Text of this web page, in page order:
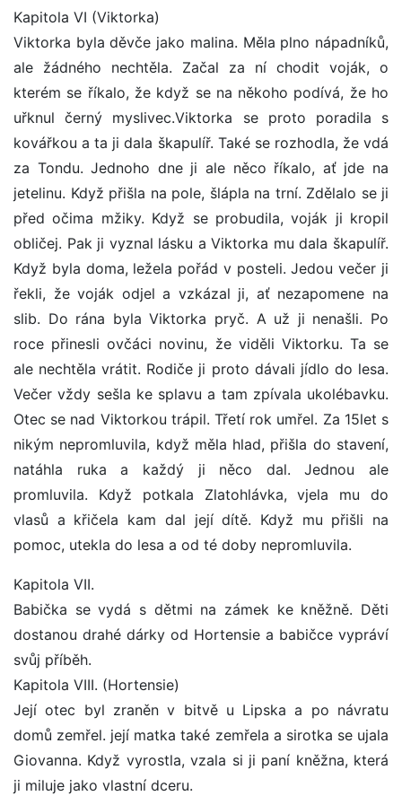
Kapitola VI (Viktorka)
Viktorka byla děvče jako malina. Měla plno nápadníků,
ale žádného nechtěla. Začal za ní chodit voják, o
kterém se říkalo, že když se na někoho podívá, že ho
uřknul černý myslivec.Viktorka se proto poradila s
kovářkou a ta ji dala škapulíř. Také se rozhodla, že vdá
za Tondu. Jednoho dne ji ale něco říkalo, ať jde na
jetelinu. Když přišla na pole, šlápla na trní. Zdělalo se ji
před očima mžiky. Když se probudila, voják ji kropil
obličej. Pak ji vyznal lásku a Viktorka mu dala škapulíř.
Když byla doma, ležela pořád v posteli. Jedou večer ji
řekli, že voják odjel a vzkázal ji, ať nezapomene na
slib. Do rána byla Viktorka pryč. A už ji nenašli. Po
roce přinesli ovčáci novinu, že viděli Viktorku. Ta se
ale nechtěla vrátit. Rodiče ji proto dávali jídlo do lesa.
Večer vždy sešla ke splavu a tam zpívala ukolébavku.
Otec se nad Viktorkou trápil. Třetí rok umřel. Za 15let s
nikým nepromluvila, když měla hlad, přišla do stavení,
natáhla ruka a každý ji něco dal. Jednou ale
promluvila. Když potkala Zlatohlávka, vjela mu do
vlasů a křičela kam dal její dítě. Když mu přišli na
pomoc, utekla do lesa a od té doby nepromluvila.
Kapitola VII.
Babička se vydá s dětmi na zámek ke kněžně. Děti
dostanou drahé dárky od Hortensie a babičce vypráví
svůj příběh.
Kapitola VIII. (Hortensie)
Její otec byl zraněn v bitvě u Lipska a po návratu
domů zemřel. její matka také zemřela a sirotka se ujala
Giovanna. Když vyrostla, vzala si ji paní kněžna, která
ji miluje jako vlastní dceru.